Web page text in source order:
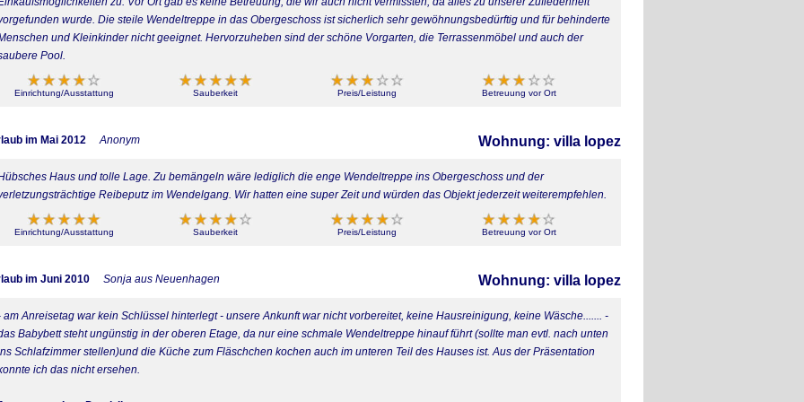
wurde. Die steile Wendeltreppe in das Obergeschoss ist sicherlich sehr gewöhnungsbedürftig und für behinderte
und Kleinkinder nicht geeignet. Hervorzuheben sind der schöne Vorgarten, die Terrassenmöbel und auch der
Pool.
Einrichtung/Ausstattung Sauberkeit Preis/Leistung Betreuung vor Ort
im Mai 2012 Anonym Wohnung: villa lopez
Haus und tolle Lage. Zu bemängeln wäre lediglich die enge Wendeltreppe ins Obergeschoss und der
Reibeputz im Wendelgang. Wir hatten eine super Zeit und würden das Objekt jederzeit weiterempfehlen.
Einrichtung/Ausstattung Sauberkeit Preis/Leistung Betreuung vor Ort
im Juni 2010 Sonja aus Neuenhagen Wohnung: villa lopez
am Anreisetag war kein Schlüssel hinterlegt - unsere Ankunft war nicht vorbereitet, keine Hausreinigung, keine Wäsche....... -
Babybett steht ungünstig in der oberen Etage, da nur eine schmale Wendeltreppe hinauf führt (sollte man evtl. nach unten
Schlafzimmer stellen)und die Küche zum Fläschchen kochen auch im unteren Teil des Hauses ist. Aus der Präsentation
ich das nicht ersehen.